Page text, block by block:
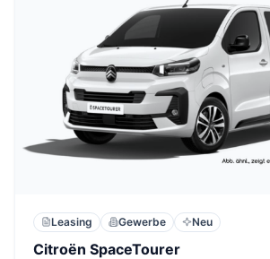
Leasing Gewerbe Neu
Citroën SpaceTourer